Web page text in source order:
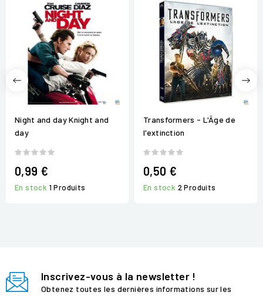
Night and day Knight and
day
0,99 €
En stock 1 Produits
Transformers - L'Âge de
l'extinction
0,50 €
En stock 2 Produits
Inscrivez-vous à la newsletter !
Obtenez toutes les dernières informations sur les